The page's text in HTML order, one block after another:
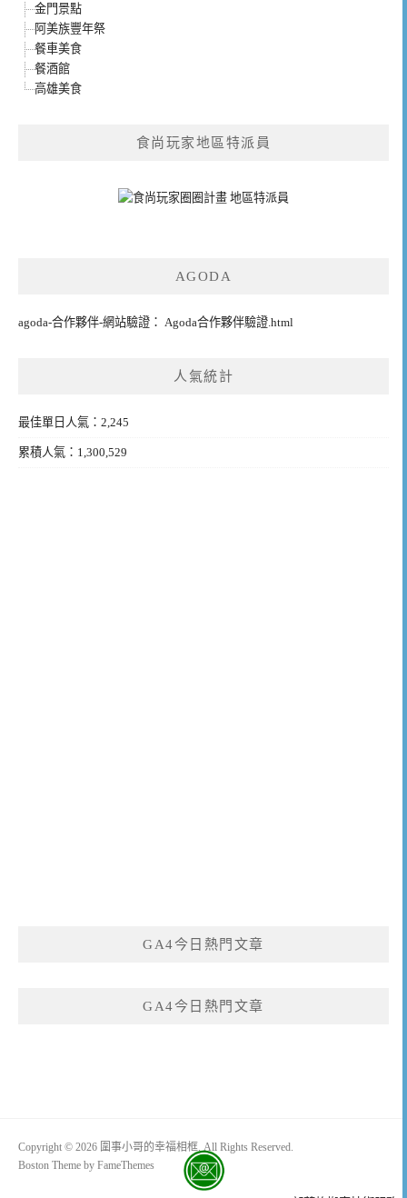
金門景點
阿美族豐年祭
餐車美食
餐酒館
高雄美食
食尚玩家地區特派員
AGODA
agoda-合作夥伴-網站驗證： Agoda合作夥伴驗證.html
人氣統計
最佳單日人氣：2,245
累積人氣：1,300,529
GA4今日熱門文章
GA4今日熱門文章
Copyright © 2026 圍事小哥的幸福相框. All Rights Reserved.
Boston Theme by FameThemes